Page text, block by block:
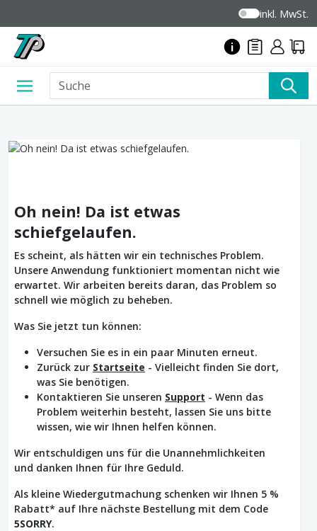
inkl. MwSt.
Oh nein! Da ist etwas
schiefgelaufen.
Es scheint, als hätten wir ein technisches Problem.
Unsere Anwendung funktioniert momentan nicht wie
erwartet. Wir arbeiten bereits daran, das Problem so
schnell wie möglich zu beheben.
Was Sie jetzt tun können:
Versuchen Sie es in ein paar Minuten erneut.
Zurück zur Startseite - Vielleicht finden Sie dort,
was Sie benötigen.
Kontaktieren Sie unseren Support - Wenn das
Problem weiterhin besteht, lassen Sie uns bitte
wissen, wie wir Ihnen helfen können.
Wir entschuldigen uns für die Unannehmlichkeiten
und danken Ihnen für Ihre Geduld.
Als kleine Wiedergutmachung schenken wir Ihnen 5 %
Rabatt* auf Ihre nächste Bestellung mit dem Code
5SORRY.